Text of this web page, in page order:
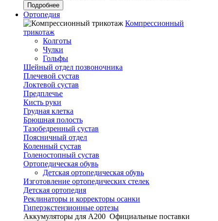
Подробнее
Ортопедия
Компрессионный
трикотаж
Колготы
Чулки
Гольфы
Шейный отдел позвоночника
Плечевой сустав
Локтевой сустав
Предплечье
Кисть руки
Грудная клетка
Брюшная полость
Тазобедренный сустав
Поясничный отдел
Коленный сустав
Голеностопный сустав
Ортопедическая обувь
Детская ортопедическая обувь
Изготовление ортопедических стелек
Детская ортопедия
Реклинаторы и корректоры осанки
Гиперэкстензионные ортезы
Аккумуляторы для А200 Официальные поставки